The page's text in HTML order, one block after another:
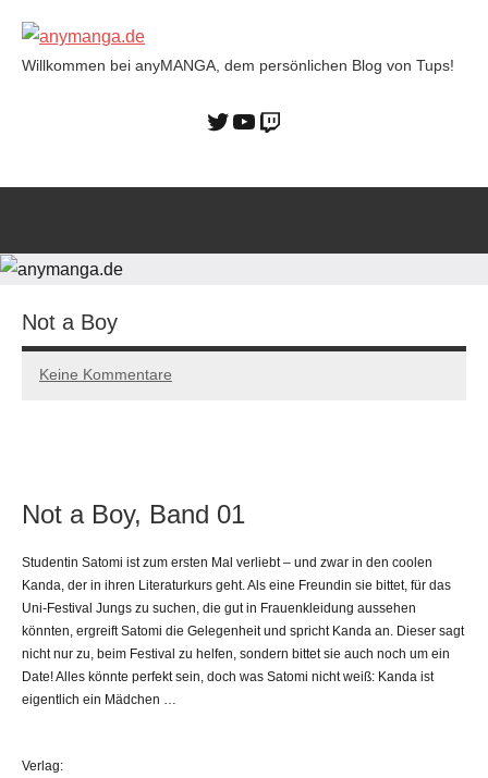
Willkommen bei anyMANGA, dem persönlichen Blog von Tups!
Not a Boy
29/10/2022
Tups
Keine Kommentare
Not a Boy, Band 01
Studentin Satomi ist zum ersten Mal verliebt – und zwar in den coolen
Kanda, der in ihren Literaturkurs geht. Als eine Freundin sie bittet, für das
Uni-Festival Jungs zu suchen, die gut in Frauenkleidung aussehen
könnten, ergreift Satomi die Gelegenheit und spricht Kanda an. Dieser sagt
nicht nur zu, beim Festival zu helfen, sondern bittet sie auch noch um ein
Date! Alles könnte perfekt sein, doch was Satomi nicht weiß: Kanda ist
eigentlich ein Mädchen …
Verlag: